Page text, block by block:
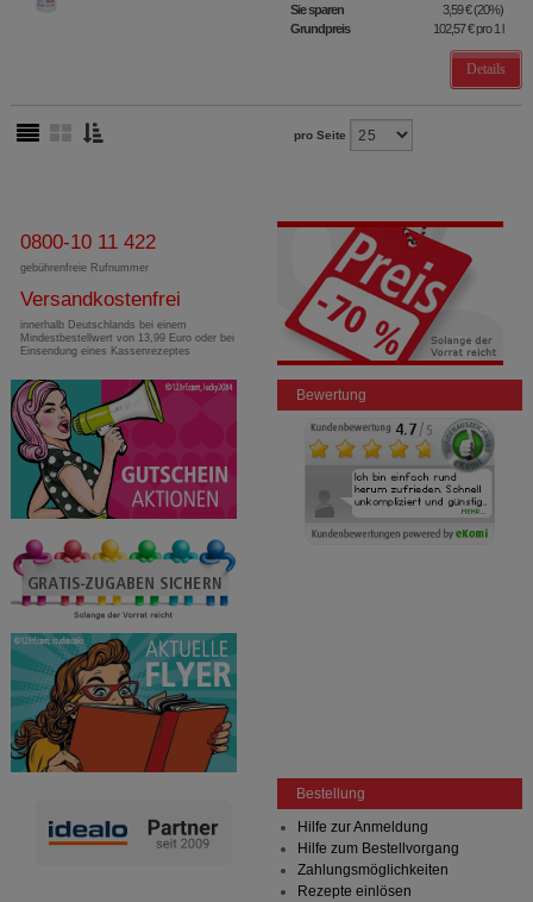
Sie sparen 3,59 €(20%)
Grundpreis
102,57 €pro 1 l
Details
pro Seite
0800-10 11 422
gebührenfreie Rufnummer
Versandkostenfrei
innerhalb Deutschlands bei einem
Mindestbestellwert von 13,99 Euro oder bei
Einsendung eines Kassenrezeptes
Bewertung
Bestellung
Hilfe zur Anmeldung
Hilfe zum Bestellvorgang
Zahlungsmöglichkeiten
Rezepte einlösen